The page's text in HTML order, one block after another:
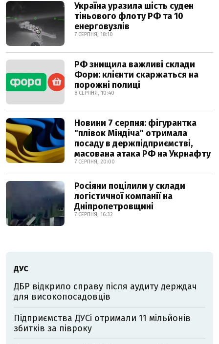
Україна уразила шість суден
тіньового флоту РФ та 10
енерговузлів
7 СЕРПНЯ, 18:10
РФ знищила важливі склади
Фори: клієнти скаржаться на
порожні полиці
8 СЕРПНЯ, 10:40
Новини 7 серпня: фігурантка
"плівок Міндіча" отримала
посаду в держпідприємстві,
масована атака РФ на Укрнафту
7 СЕРПНЯ, 20:00
Росіяни поцілили у склади
логістичної компанії на
Дніпропетровщині
7 СЕРПНЯ, 16:32
ДУС
ДБР відкрило справу після аудиту держдач
для високопосадовців
Підприємства ДУСі отримали 11 мільйонів
збитків за півроку